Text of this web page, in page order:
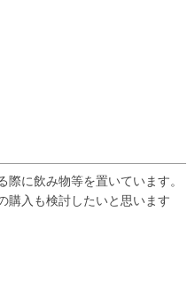
に飲み物等を置いています。
購入も検討したいと思います